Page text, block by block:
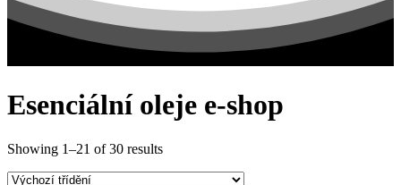
Esenciální oleje e-shop
Showing 1–21 of 30 results